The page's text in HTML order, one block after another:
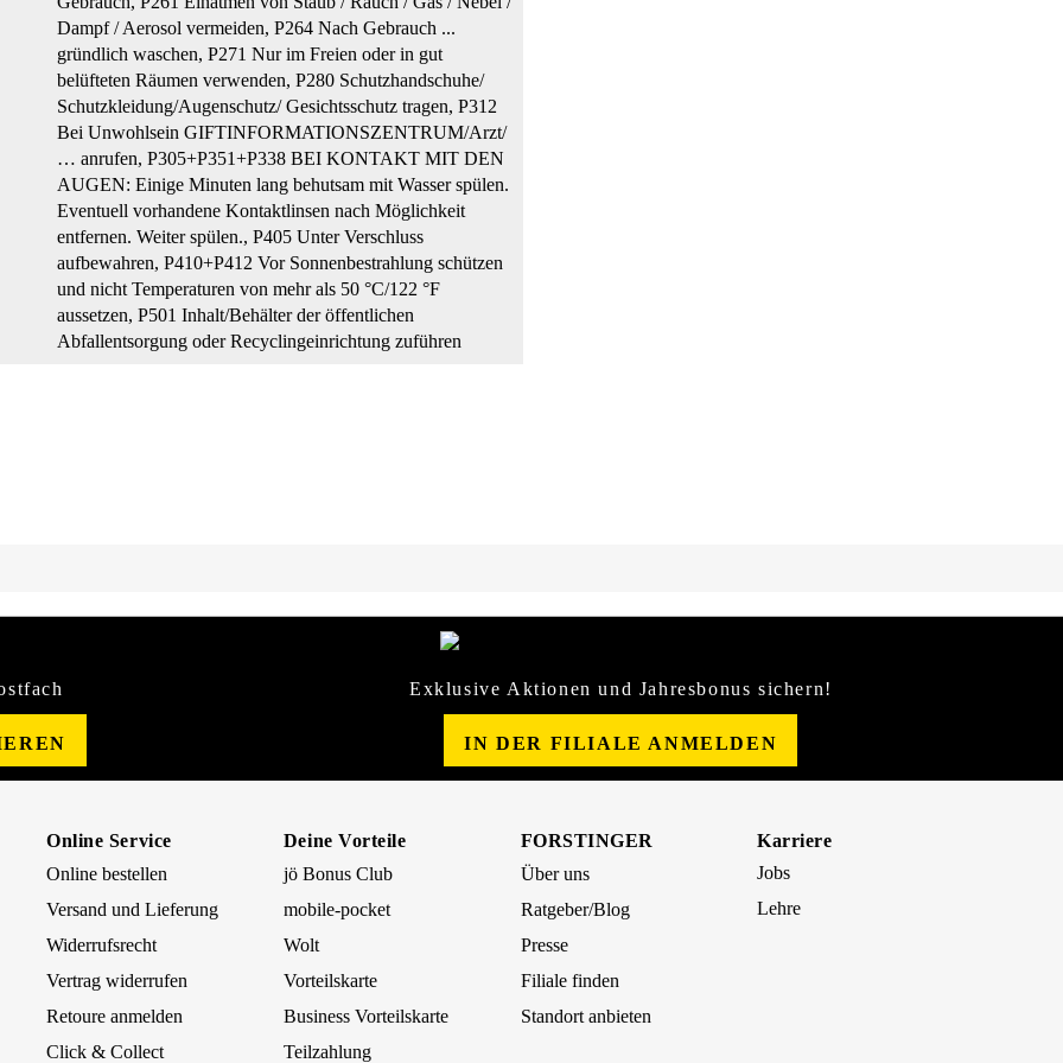
Dampf / Aerosol vermeiden, P264 Nach Gebrauch ...
gründlich waschen, P271 Nur im Freien oder in gut
belüfteten Räumen verwenden, P280 Schutzhandschuhe/
Schutzkleidung/Augenschutz/ Gesichtsschutz tragen, P312
Bei Unwohlsein GIFTINFORMATIONSZENTRUM/Arzt/
… anrufen, P305+P351+P338 BEI KONTAKT MIT DEN
AUGEN: Einige Minuten lang behutsam mit Wasser spülen.
Eventuell vorhandene Kontaktlinsen nach Möglichkeit
entfernen. Weiter spülen., P405 Unter Verschluss
aufbewahren, P410+P412 Vor Sonnenbestrahlung schützen
und nicht Temperaturen von mehr als 50 °C/122 °F
aussetzen, P501 Inhalt/Behälter der öffentlichen
Abfallentsorgung oder Recyclingeinrichtung zuführen
Exklusive Aktionen und Jahresbonus sichern!
IN DER FILIALE ANMELDEN
Online Service
Online bestellen
Versand und Lieferung
Widerrufsrecht
Vertrag widerrufen
Retoure anmelden
Click & Collect
Deine Vorteile
jö Bonus Club
mobile-pocket
Wolt
Vorteilskarte
Business Vorteilskarte
Teilzahlung
FORSTINGER
Über uns
Ratgeber/Blog
Presse
Filiale finden
Standort anbieten
Karriere
Jobs
Lehre